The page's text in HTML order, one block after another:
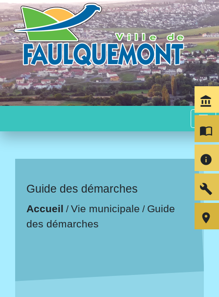
menu
Guide des démarches
Accueil /Vie municipale / Guide
des démarches
account_balance
import_contacts
info
build
room